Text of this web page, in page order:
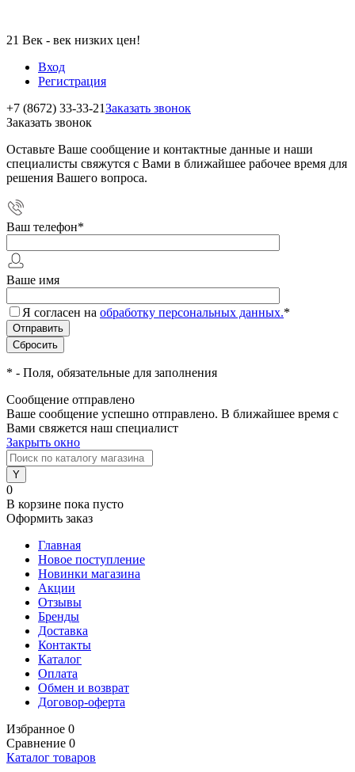
21 Век - век низких цен!
Вход
Регистрация
+7 (8672) 33-33-21Заказать звонок
Заказать звонок
Оставьте Ваше сообщение и контактные данные и наши
специалисты свяжутся с Вами в ближайшее рабочее время для
решения Вашего вопроса.
Ваш телефон*
Ваше имя
Я согласен на обработку персональных данных.*
* - Поля, обязательные для заполнения
Сообщение отправлено
Ваше сообщение успешно отправлено. В ближайшее время с
Вами свяжется наш специалист
Закрыть окно
0
В корзине пока пусто
Оформить заказ
Главная
Новое поступление
Новинки магазина
Акции
Отзывы
Бренды
Доставка
Контакты
Каталог
Оплата
Обмен и возврат
Договор-оферта
Избранное 0
Сравнение 0
Каталог товаров